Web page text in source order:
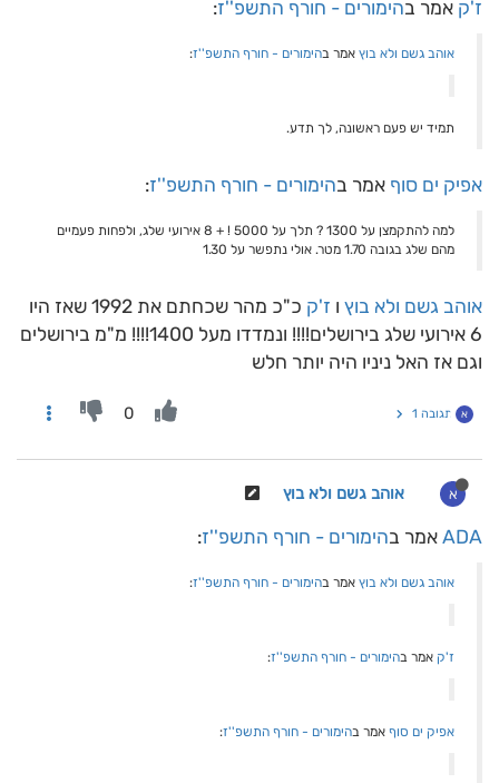
ז'ק אמר בהימורים - חורף התשפ''ז:
אוהב גשם ולא בוץ אמר בהימורים - חורף התשפ''ז:
תמיד יש פעם ראשונה, לך תדע.
אפיק ים סוף אמר בהימורים - חורף התשפ''ז:
למה להתקמצן על 1300 ? תלך על 5000 ! + 8 אירועי שלג, ולפחות פעמיים
מהם שלג בגובה 1.70 מטר. אולי נתפשר על 1.30
אוהב גשם ולא בוץ ו ז'ק
כ"כ מהר שכחתם את 1992 שאז היו
6 אירועי שלג בירושלים!!!! ונמדדו מעל 1400!!!! מ"מ בירושלים
וגם אז האל ניניו היה יותר חלש
א תגובה 1 0
א אוהב גשם ולא בוץ
ADA אמר בהימורים - חורף התשפ''ז:
אוהב גשם ולא בוץ אמר בהימורים - חורף התשפ''ז:
ז'ק אמר בהימורים - חורף התשפ''ז:
אפיק ים סוף אמר בהימורים - חורף התשפ''ז: